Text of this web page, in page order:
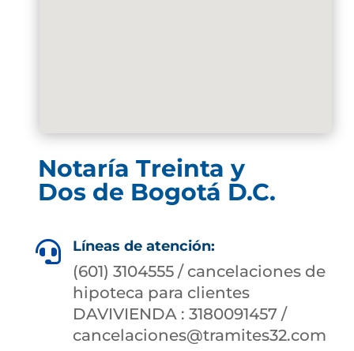
Notaría Treinta y
Dos de Bogotá D.C.
 Líneas de atención:
(601) 3104555 / cancelaciones de
hipoteca para clientes
DAVIVIENDA : 3180091457 /
cancelaciones@tramites32.com